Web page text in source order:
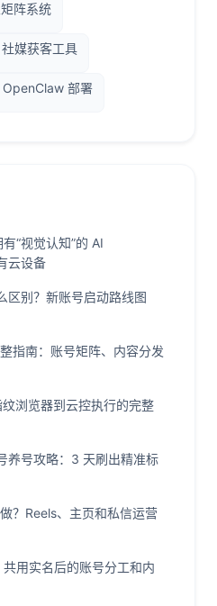
阵系统
社媒获客工具
OpenClaw 部署
“视觉认知”的 AI
云设备
区别？新账号启动路线图
指南：账号矩阵、内容分发
浏览器到云控执行的完整
养号攻略：3 天刷出精准标
？Reels、主页和私信运营
用实名后的账号分工和内